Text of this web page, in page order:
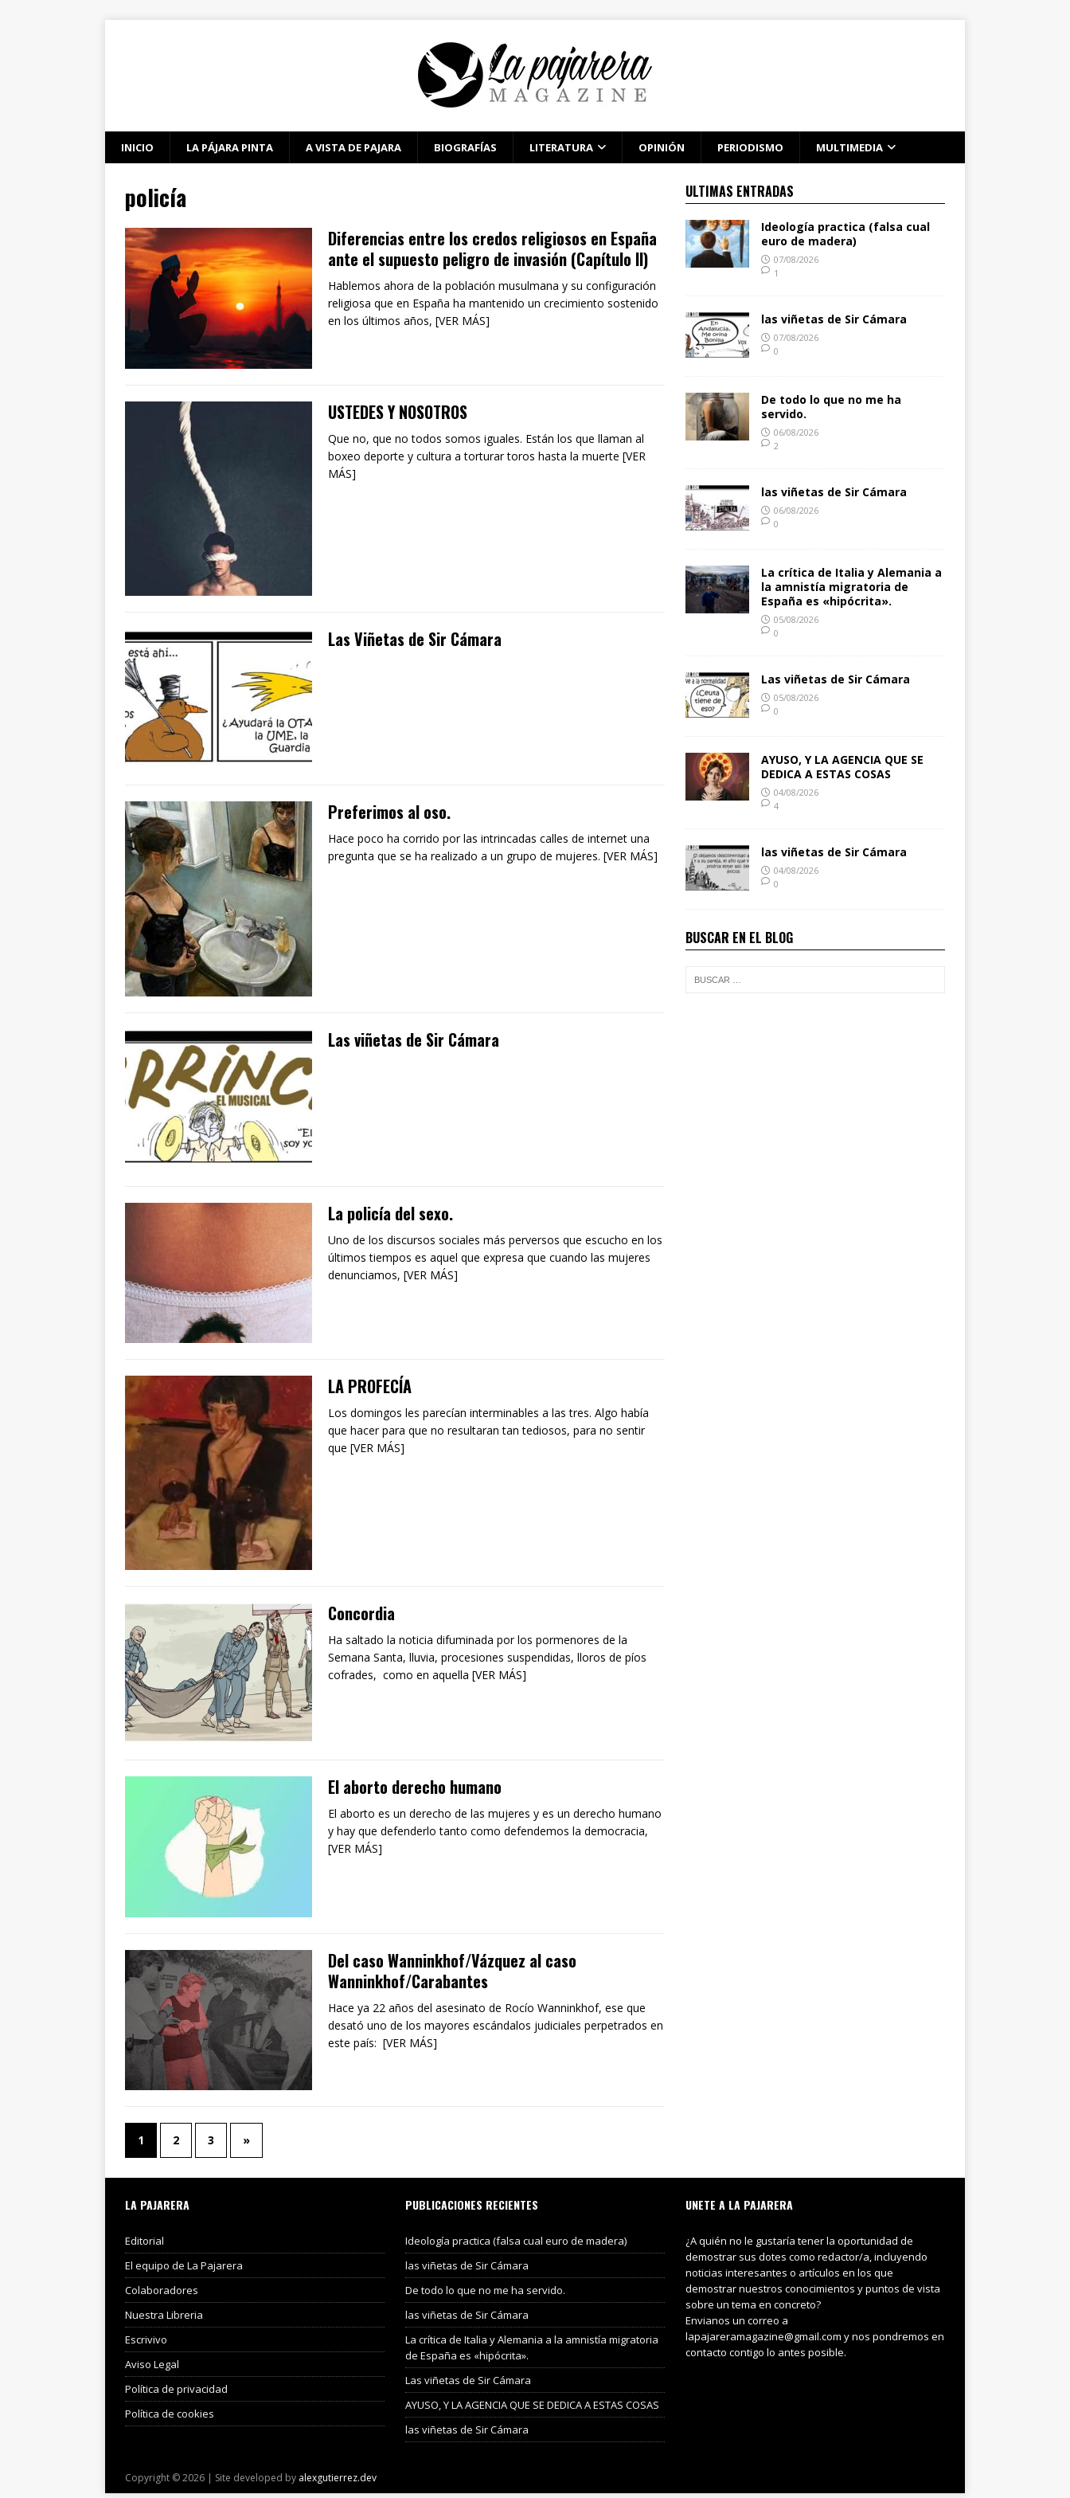
INICIO LA PÁJARA PINTA A VISTA DE PAJARA BIOGRAFÍAS LITERATURA OPINIÓN PERIODISMO MULTIMEDIA
policía
Diferencias entre los credos religiosos en España
ante el supuesto peligro de invasión (Capítulo II)
Hablemos ahora de la población musulmana y su configuración
religiosa que en España ha mantenido un crecimiento sostenido
en los últimos años, [VER MÁS]
USTEDES Y NOSOTROS
Que no, que no todos somos iguales. Están los que llaman al
boxeo deporte y cultura a torturar toros hasta la muerte [VER
MÁS]
Las Viñetas de Sir Cámara
Preferimos al oso.
Hace poco ha corrido por las intrincadas calles de internet una
pregunta que se ha realizado a un grupo de mujeres. [VER MÁS]
Las viñetas de Sir Cámara
La policía del sexo.
Uno de los discursos sociales más perversos que escucho en los
últimos tiempos es aquel que expresa que cuando las mujeres
denunciamos, [VER MÁS]
LA PROFECÍA
Los domingos les parecían interminables a las tres. Algo había
que hacer para que no resultaran tan tediosos, para no sentir
que [VER MÁS]
Concordia
Ha saltado la noticia difuminada por los pormenores de la
Semana Santa, lluvia, procesiones suspendidas, lloros de píos
cofrades, como en aquella [VER MÁS]
El aborto derecho humano
El aborto es un derecho de las mujeres y es un derecho humano
y hay que defenderlo tanto como defendemos la democracia,
[VER MÁS]
Del caso Wanninkhof/Vázquez al caso
Wanninkhof/Carabantes
Hace ya 22 años del asesinato de Rocío Wanninkhof, ese que
desató uno de los mayores escándalos judiciales perpetrados en
este país: [VER MÁS]
1 2 3 »
ULTIMAS ENTRADAS
Ideología practica (falsa cual
euro de madera)
07/08/2026
1
las viñetas de Sir Cámara
07/08/2026
0
De todo lo que no me ha
servido.
06/08/2026
2
las viñetas de Sir Cámara
06/08/2026
0
La crítica de Italia y Alemania a
la amnistía migratoria de
España es «hipócrita».
05/08/2026
0
Las viñetas de Sir Cámara
05/08/2026
0
AYUSO, Y LA AGENCIA QUE SE
DEDICA A ESTAS COSAS
04/08/2026
4
las viñetas de Sir Cámara
04/08/2026
0
BUSCAR EN EL BLOG
LA PAJARERA
Editorial
El equipo de La Pajarera
Colaboradores
Nuestra Libreria
Escrivivo
Aviso Legal
Política de privacidad
Política de cookies
PUBLICACIONES RECIENTES
Ideología practica (falsa cual euro de madera)
las viñetas de Sir Cámara
De todo lo que no me ha servido.
las viñetas de Sir Cámara
La crítica de Italia y Alemania a la amnistía migratoria
de España es «hipócrita».
Las viñetas de Sir Cámara
AYUSO, Y LA AGENCIA QUE SE DEDICA A ESTAS COSAS
las viñetas de Sir Cámara
UNETE A LA PAJARERA
¿A quién no le gustaría tener la oportunidad de
demostrar sus dotes como redactor/a, incluyendo
noticias interesantes o artículos en los que
demostrar nuestros conocimientos y puntos de vista
sobre un tema en concreto?
Envianos un correo a
lapajareramagazine@gmail.com y nos pondremos en
contacto contigo lo antes posible.
Copyright © 2026 | Site developed by alexgutierrez.dev